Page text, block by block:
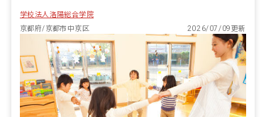
学校法人洛陽総合学院
京都府/京都市中京区
2026/07/09更新